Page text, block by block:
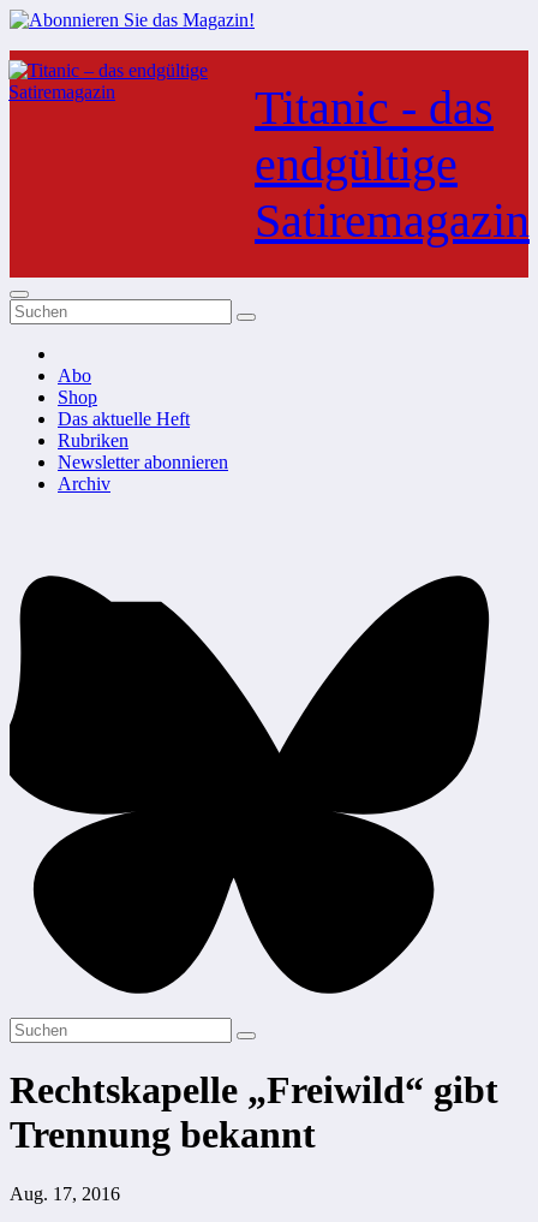
Zum
Inhalt
springen
Titanic - das
endgültige
Satiremagazin
Abo
Shop
Das aktuelle Heft
Rubriken
Newsletter abonnieren
Archiv
Rechtskapelle „Freiwild“ gibt
Trennung bekannt
Aug. 17, 2016